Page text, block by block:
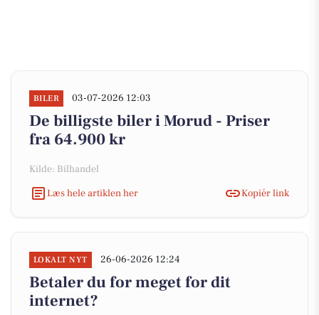
BILER 03-07-2026 12:03
De billigste biler i Morud - Priser
fra 64.900 kr
Kilde: Bilhandel
Læs hele artiklen her
Kopiér link
LOKALT NYT 26-06-2026 12:24
Betaler du for meget for dit
internet?